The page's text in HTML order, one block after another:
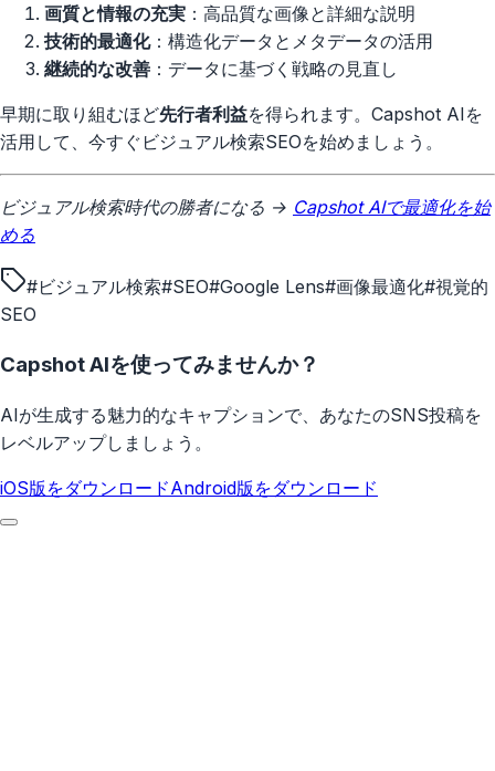
画質と情報の充実 ：高品質な画像と詳細な説明
技術的最適化：構造化データとメタデータの活用
継続的な改善 ：データに基づく戦略の見直し
早期に取り組むほど先行者利益を得られます。Capshot AIを
活用して、今すぐビジュアル検索SEOを始めましょう。
ビジュアル検索時代の勝者になる → Capshot AIで最適化を始
める
#ビジュアル検索#SEO#Google Lens#画像最適化#視覚的
SEO
Capshot AIを使ってみませんか？
AIが生成する魅力的なキャプションで、あなたのSNS投稿を
レベルアップしましょう。
iOS版をダウンロードAndroid版をダウンロード